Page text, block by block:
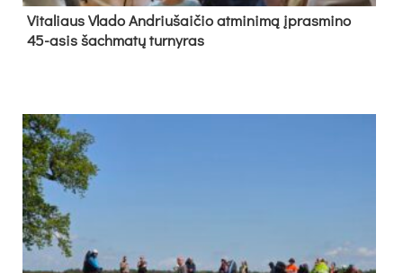
Vi­ta­liaus Vla­do And­riu­šai­čio at­mi­ni­mą įpras­mi­no
45-asis šach­ma­tų tur­ny­ras